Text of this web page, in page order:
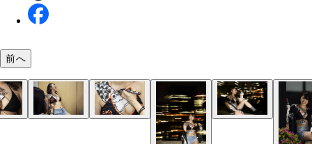
芸術？ エロ？ 摩訶不思議な“パイアート”！
普段は描かない脇腹に描かれて爆笑する椎名
「おっぱいマウスパッド」のように手を置いて安
前へ